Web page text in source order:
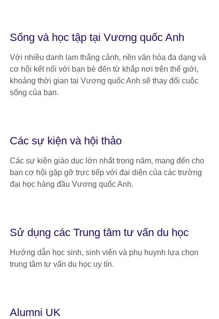
Sống và học tập tại Vương quốc Anh
Với nhiều danh lam thắng cảnh, nền văn hóa đa dạng và
cơ hội kết nối với bạn bè đến từ khắp nơi trên thế giới,
khoảng thời gian tại Vương quốc Anh sẽ thay đổi cuộc
sống của bạn.
Các sự kiện và hội thảo
Các sự kiện giáo dục lớn nhất trong năm, mang đến cho
bạn cơ hội gặp gỡ trực tiếp với đại diện của các trường
đại học hàng đầu Vương quốc Anh.
Sử dụng các Trung tâm tư vấn du học
Hướng dẫn học sinh, sinh viên và phụ huynh lựa chọn
trung tâm tư vấn du học uy tín.
Alumni UK